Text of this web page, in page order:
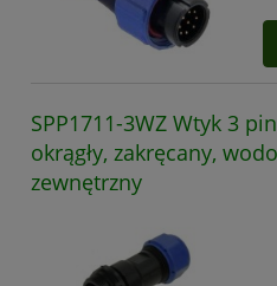
SPP1711-3WZ Wtyk 3
okrągły, zakręcany,
zewnętrzny